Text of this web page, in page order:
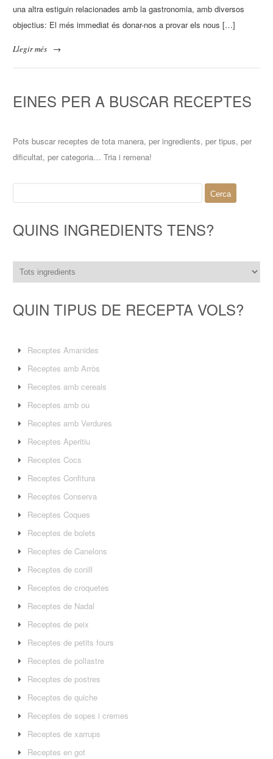
una altra estiguin relacionades amb la gastronomia, amb diversos
objectius: El més immediat és donar-nos a provar els nous […]
Llegir més →
EINES PER A BUSCAR RECEPTES
Pots buscar receptes de tota manera, per ingredients, per tipus, per
dificultat, per categoria… Tria i remena!
QUINS INGREDIENTS TENS?
QUIN TIPUS DE RECEPTA VOLS?
Receptes Amanides
Receptes amb Arròs
Receptes amb cereals
Receptes amb ou
Receptes amb Verdures
Receptes Aperitiu
Receptes Cocs
Receptes Confitura
Receptes Conserva
Receptes Coques
Receptes de bolets
Receptes de Canelons
Receptes de conill
Receptes de croquetes
Receptes de Nadal
Receptes de peix
Receptes de petits fours
Receptes de pollastre
Receptes de postres
Receptes de quiche
Receptes de sopes i cremes
Receptes de xarrups
Receptes en got